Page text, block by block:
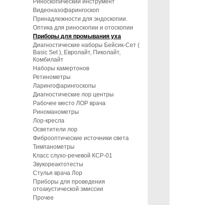
Риноскопический инструмент
Видеоназофарингоскоп
Принадлежности для эндоскопии.
Оптика для риноскопии и отоскопии
Приборы для промывания уха
Диагностические наборы Бейсик-Сет (
Basic Set ), Евролайт, Пиколайт,
Комбилайт
Наборы камертонов
Ретинометры
Ларингофарингоскопы
Диагностические лор центры
Рабочее место ЛОР врача
Риноманометры
Лор-кресла
Осветители лор
Фиброоптические источники света
Тимпанометры
Класс слухо-речевой КСР-01
Звукореактотесты
Стулья врача Лор
Приборы для проведения
отоакустической эмиссии
Прочее